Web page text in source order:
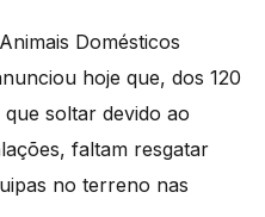
Domésticos
hoje que, dos 120
soltar devido ao
faltam resgatar
no terreno nas